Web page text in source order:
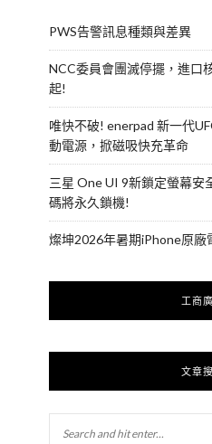
PWS告警訊息種類與差異
NCC委員會團滅停擺，進口
起!
唯快不破! enerpad 新一代
動電源，掀磁吸快充革命
三星 One UI 9新鎖定螢幕安
碼將永久鎖機!
燦坤2026年暑期iPhone原廠
工商
文章